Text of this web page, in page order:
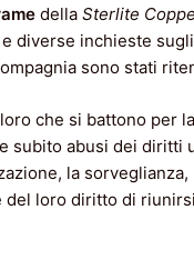
della Sterlite
diverse inchieste
sono stati
che si battono per
subito abusi dei diritti
la sorveglianza,
del loro diritto di